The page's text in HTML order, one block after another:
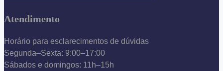
Atendimento
Horário para esclarecimentos de dúvidas
Segunda–Sexta: 9:00–17:00
Sábados e domingos: 11h–15h